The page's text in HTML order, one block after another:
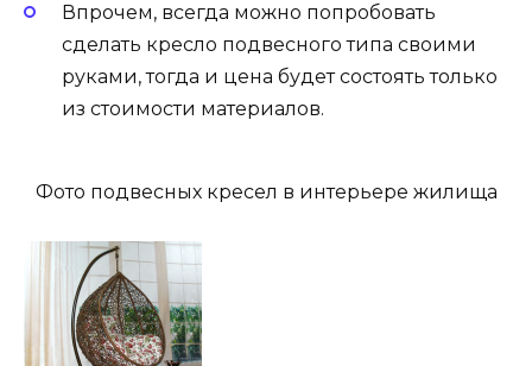
Впрочем, всегда можно попробовать
сделать кресло подвесного типа своими
руками, тогда и цена будет состоять только
из стоимости материалов.
Фото подвесных кресел в интерьере жилища